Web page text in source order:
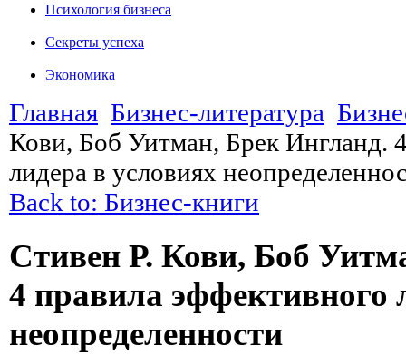
Психология бизнеса
Секреты успеха
Экономика
Главная Бизнес-литература
Кови, Боб Уитман, Брек Ингланд.
лидера в условиях
Back to: Бизнес-книги
Стивен Р. Кови, Боб
4 правила эффективного
неопределенности